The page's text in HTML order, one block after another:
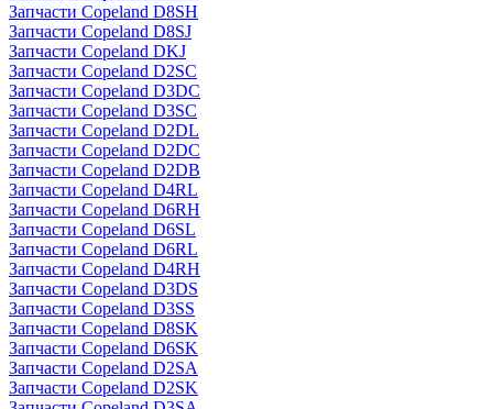
Запчасти Copeland D8SH
Запчасти Copeland D8SJ
Запчасти Copeland DKJ
Запчасти Copeland D2SC
Запчасти Copeland D3DC
Запчасти Copeland D3SC
Запчасти Copeland D2DL
Запчасти Copeland D2DC
Запчасти Copeland D2DB
Запчасти Copeland D4RL
Запчасти Copeland D6RH
Запчасти Copeland D6SL
Запчасти Copeland D6RL
Запчасти Copeland D4RH
Запчасти Copeland D3DS
Запчасти Copeland D3SS
Запчасти Copeland D8SK
Запчасти Copeland D6SK
Запчасти Copeland D2SA
Запчасти Copeland D2SK